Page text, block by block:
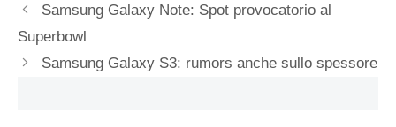
Samsung Galaxy Note: Spot provocatorio al
Superbowl
Samsung Galaxy S3: rumors anche sullo spessore